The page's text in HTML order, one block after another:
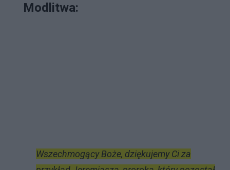
Modlitwa:
Wszechmogący Boże, dziękujemy Ci za